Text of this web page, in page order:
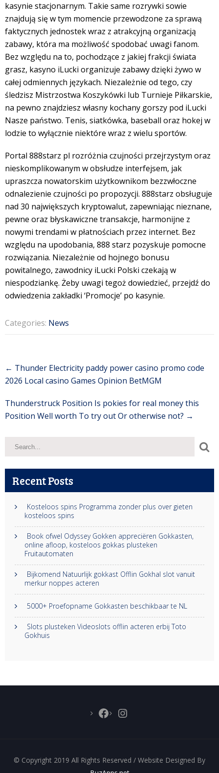
kasynie stacjonarnym. Takie same rozrywki sowie
znajdują się w tym momencie przewodzone za sprawą
faktycznych jednostek wraz z atrakcyjną organizacją
zabawy, która ma możliwość spodobać uwagi fanom.
Bez względu na to, pochodzące z jakiej frakcji świata
grasz, kasyno iLucki organizuje zabawy dzięki żywo w
całej odmiennych językach. Niezależnie od tego, czy
śledzisz Mistrzostwa Koszykówki lub Turnieje Piłkarskie,
na pewno znajdziesz własny kochany gorszy pod iLucki
Nasze państwo. Tenis, siatkówka, baseball oraz hokej w
lodzie to wyłącznie niektóre wraz z wielu sportów.
Portal 888starz pl rozróżnia czujności przejrzystym oraz
nieskomplikowanym w obsłudze interfejsem, jak
upraszcza nowatorskim użytkownikom bezzwłoczne
odnalezienie czujności po propozycji. 888starz obsługuje
nad 30 największych kryptowalut, zapewniając nieznane,
pewne oraz błyskawiczne transakcje, harmonijne z
nowymi trendami w płatnościach przez internet. Bez
względu na upodobania, 888 starz pozyskuje pomocne
rozwiązania. Niezależnie od hojnego bonusu
powitalnego, zawodnicy iLucki Polski czekają w
niespodziankę. Żeby uwagi tegoż dowiedzieć, przejdź do
odwiedzenia zakładki ‘Promocje’ po kasynie.
Categories: News
Post
navigation
← Thunder Electricity paddy power casino promo code
2026 Local casino Games Opinion BetMGM
Thunderstruck Position Is pokies for real money this
Position Well worth To try out Or otherwise not? →
Recent Posts
Kosteloos spins Programma zonder plus over gieten
kosteloos spins
Book ofwel Odyssey Gokken appreciëren Gokkasten,
online afloop, kosteloos gokkas plusteken
Fruitautomaten
Bijkomend Natuurlijk gokkast Offlin Gokhal slot vanuit
merkur noppes acteren
5000+ Proefopname Gokkasten beschikbaar te NL
Slots plusteken Videoslots offlin acteren erbij Toto
Gokhuis
Facebook
Instagram
© Copyright 2019 All Rights Reserved / Website Designed By